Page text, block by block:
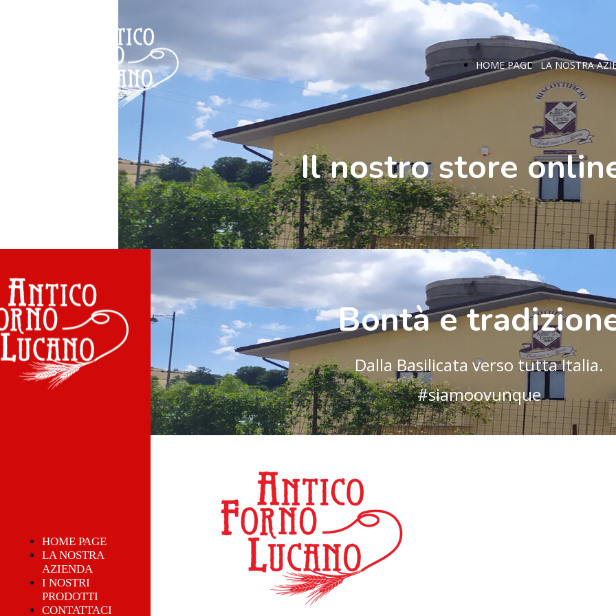
HOME PAGE LA NOSTRA
Il nostro store
Bontà e
Dalla Basilicata verso tutta Italia.
#siamoovunque
HOME PAGE
LA NOSTRA
AZIENDA
I NOSTRI
PRODOTTI
CONTATTACI